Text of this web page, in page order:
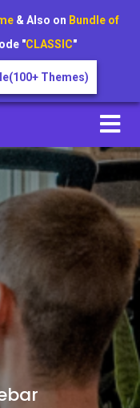
& Also on Bundle of
"CLASSIC"
Themes)